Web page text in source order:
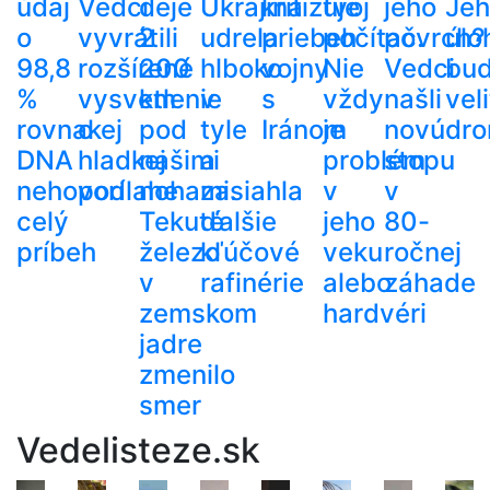
údaj
o
98,8
%
rovnakej
DNA
nehovorí
celý
príbeh
Vedci
vyvrátili
rozšírené
vysvetlenie
o
hladkej
podlahe
deje
2
200
km
pod
našimi
nohami.
Tekuté
železo
v
zemskom
jadre
zmenilo
smer
Ukrajina
udrela
hlboko
v
tyle
a
zasiahla
ďalšie
kľúčové
rafinérie
kritizuje
priebeh
vojny
s
Iránom
tvoj
počítač.
Nie
vždy
je
problém
v
jeho
veku
alebo
hardvéri
jeho
povrch?
Vedci
našli
novú
stopu
v
80-
ročnej
záhade
Vedelisteze.sk